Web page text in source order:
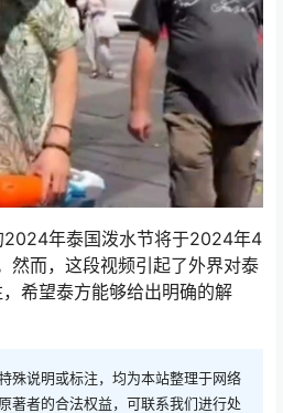
2024年泰国泼水节将于2024年4
然而，这段视频引起了外界对泰
希望泰方能够给出明确的解
殊说明或标注，均为本站整理于网络
著者的合法权益，可联系我们进行处